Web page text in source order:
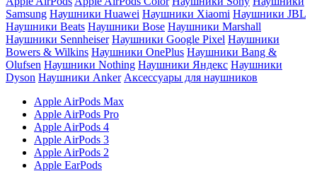
Samsung Наушники Huawei Наушники Xiaomi Наушники JBL
Наушники Beats Наушники Bose Наушники Marshall
Наушники Sennheiser Наушники Google Pixel Наушники
Bowers & Wilkins Наушники OnePlus Наушники Bang &
Olufsen Наушники Nothing Наушники Яндекс Наушники
Dyson Наушники Anker Аксессуары для наушников
Apple AirPods Max
Apple AirPods Pro
Apple AirPods 4
Apple AirPods 3
Apple AirPods 2
Apple EarPods